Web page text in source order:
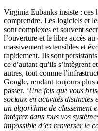
Virginia Eubanks insiste : ces
comprendre. Les logiciels et
sont complexes et souvent
l’ouverture et le libre accès
massivement extensibles et
rapidement. Ils sont
ce d’autant qu’ils s’intègrent
autres, tout comme
Google, rendant toujours plus
passer. ‘Une fois que vous
sociaux en activités distinctes
un algorithme de classement
intégrez dans tous vos
impossible d’en renverser le